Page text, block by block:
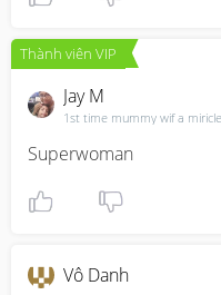
Thành viên VIP
Jay M
1st time mummy wif a
Superwoman
Vô Danh